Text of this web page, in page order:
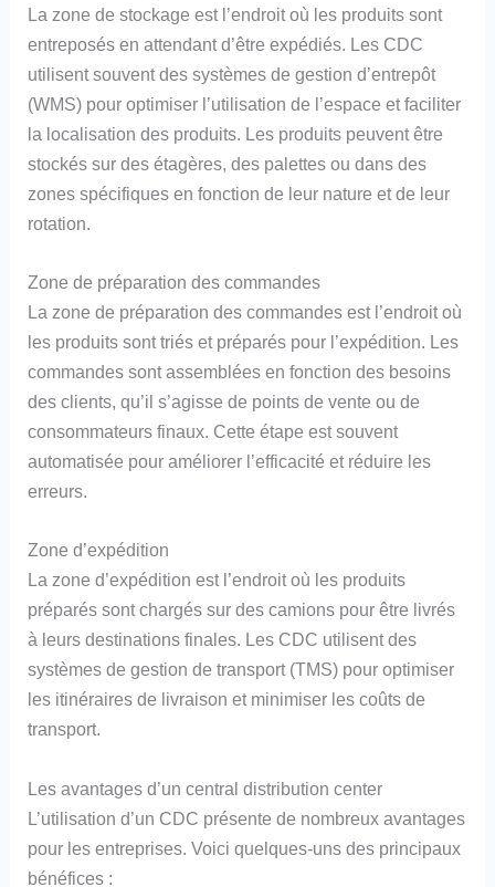
La zone de stockage est l’endroit où les produits sont
entreposés en attendant d’être expédiés. Les CDC
utilisent souvent des systèmes de gestion d’entrepôt
(WMS) pour optimiser l’utilisation de l’espace et faciliter
la localisation des produits. Les produits peuvent être
stockés sur des étagères, des palettes ou dans des
zones spécifiques en fonction de leur nature et de leur
rotation.
Zone de préparation des commandes
La zone de préparation des commandes est l’endroit où
les produits sont triés et préparés pour l’expédition. Les
commandes sont assemblées en fonction des besoins
des clients, qu’il s’agisse de points de vente ou de
consommateurs finaux. Cette étape est souvent
automatisée pour améliorer l’efficacité et réduire les
erreurs.
Zone d’expédition
La zone d’expédition est l’endroit où les produits
préparés sont chargés sur des camions pour être livrés
à leurs destinations finales. Les CDC utilisent des
systèmes de gestion de transport (TMS) pour optimiser
les itinéraires de livraison et minimiser les coûts de
transport.
Les avantages d’un central distribution center
L’utilisation d’un CDC présente de nombreux avantages
pour les entreprises. Voici quelques-uns des principaux
bénéfices :